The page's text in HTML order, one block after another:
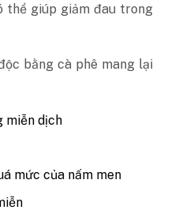
thể giúp giảm đau trong
bằng cà phê mang lại
miễn dịch
mức của nấm men